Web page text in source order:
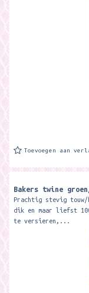
Toevoegen aan
Bakers twine
Prachtig stevig touw/
dik en maar liefst
te versieren,...